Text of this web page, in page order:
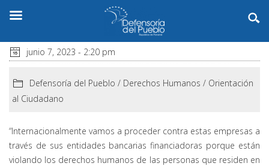
junio 7, 2023 - 2:20 pm
Defensoría del Pueblo / Derechos Humanos / Orientación
al Ciudadano
“Internacionalmente vamos a proceder contra estas empresas a
través de sus entidades bancarias financiadoras porque están
violando los derechos humanos de las personas que residen en